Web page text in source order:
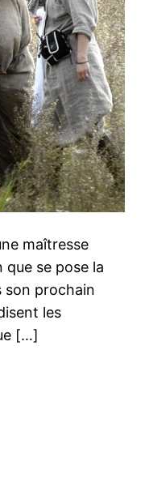
maîtresse
que se pose la
son prochain
les
[…]